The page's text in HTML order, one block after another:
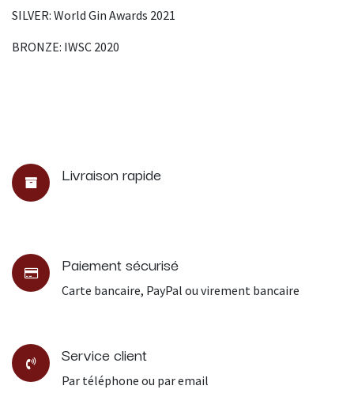
SILVER: World Gin Awards 2021
BRONZE: IWSC 2020
Livraison rapide
Paiement sécurisé
Carte bancaire, PayPal ou virement bancaire
Service client
Par téléphone ou par email